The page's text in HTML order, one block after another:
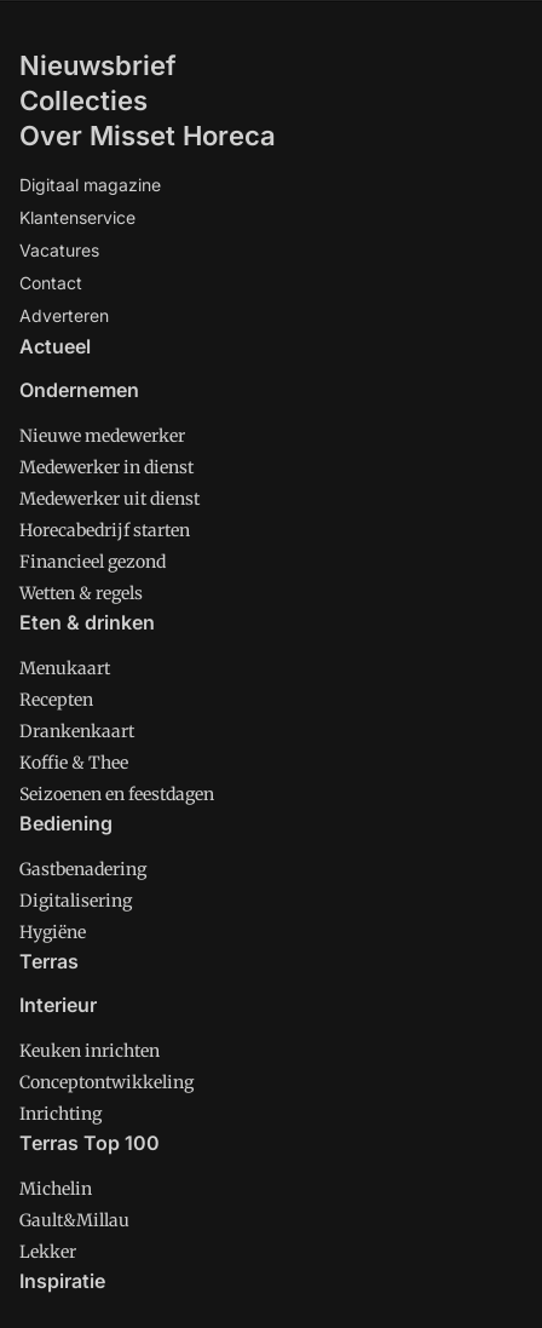
Nieuwsbrief
Collecties
Over Misset Horeca
Digitaal magazine
Klantenservice
Vacatures
Contact
Adverteren
Actueel
Ondernemen
Nieuwe medewerker
Medewerker in dienst
Medewerker uit dienst
Horecabedrijf starten
Financieel gezond
Wetten & regels
Eten & drinken
Menukaart
Recepten
Drankenkaart
Koffie & Thee
Seizoenen en feestdagen
Bediening
Gastbenadering
Digitalisering
Hygiëne
Terras
Interieur
Keuken inrichten
Conceptontwikkeling
Inrichting
Terras Top 100
Michelin
Gault&Millau
Lekker
Inspiratie